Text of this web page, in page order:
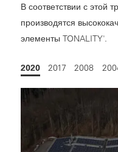
В соответствии с этой
производятся
элементы TONALITY®.
2020 2017 2008